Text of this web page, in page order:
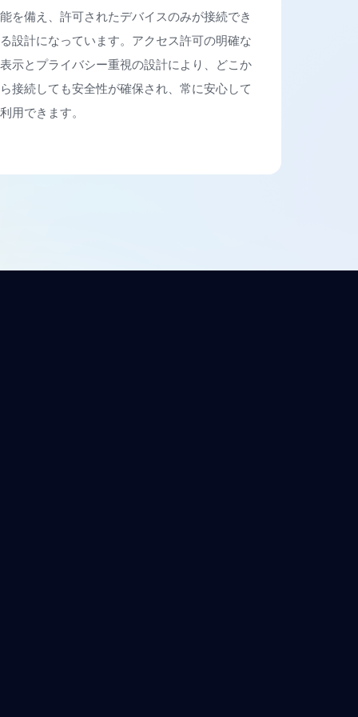
能を備え、許可されたデバイスのみが接続でき
る設計になっています。アクセス許可の明確な
表示とプライバシー重視の設計により、どこか
ら接続しても安全性が確保され、常に安心して
利用できます。